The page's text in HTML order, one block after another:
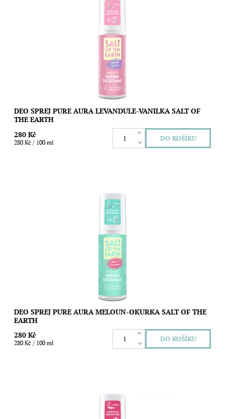
Přírodní deodorant Salt of the Earth - PURE AURA pro ženy se
svěží a zároveň sladkou vůní Levandule a Vanilky. Obsahuje 15
Salt of the Earth
DEO SPREJ PURE AURA LEVANDULE-VANILKA SALT OF
THE EARTH
280 Kč
280 Kč / 100 ml
Přírodní deodorant Salt of the Earth Pure Armour pro muže
kombinuje účinky minerální soli se svěžími éterickými oleji a
Salt of the Earth
DEO SPREJ PURE AURA MELOUN-OKURKA SALT OF THE
EARTH
280 Kč
280 Kč / 100 ml
Přírodní deodorant se sladkou jahodovou vůní představuje